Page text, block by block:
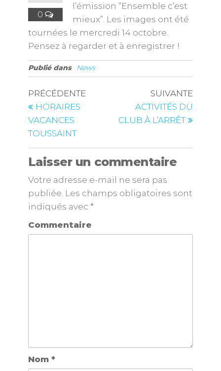
0
l’émission ”Ensemble c’est
mieux”. Les images ont été
tournées le mercredi 14 octobre.
Pensez à regarder et à enregistrer !
Publié dans News
PRÉCÉDENTE
HORAIRES
VACANCES
TOUSSAINT
SUIVANTE
ACTIVITÉS DU
CLUB À L’ARRÊT
Laisser un commentaire
Votre adresse e-mail ne sera pas
publiée. Les champs obligatoires sont
indiqués avec *
Commentaire
Nom *